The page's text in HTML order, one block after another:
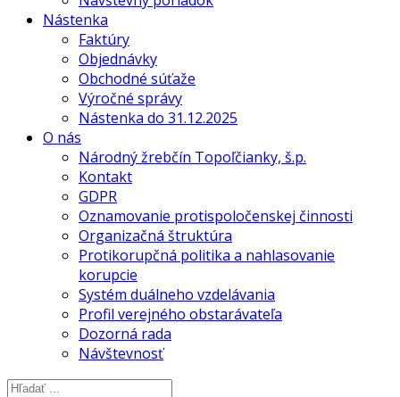
Nástenka
Faktúry
Objednávky
Obchodné súťaže
Výročné správy
Nástenka do 31.12.2025
O nás
Národný žrebčín Topoľčianky, š.p.
Kontakt
GDPR
Oznamovanie protispoločenskej činnosti
Organizačná štruktúra
Protikorupčná politika a nahlasovanie
korupcie
Systém duálneho vzdelávania
Profil verejného obstarávateľa
Dozorná rada
Návštevnosť